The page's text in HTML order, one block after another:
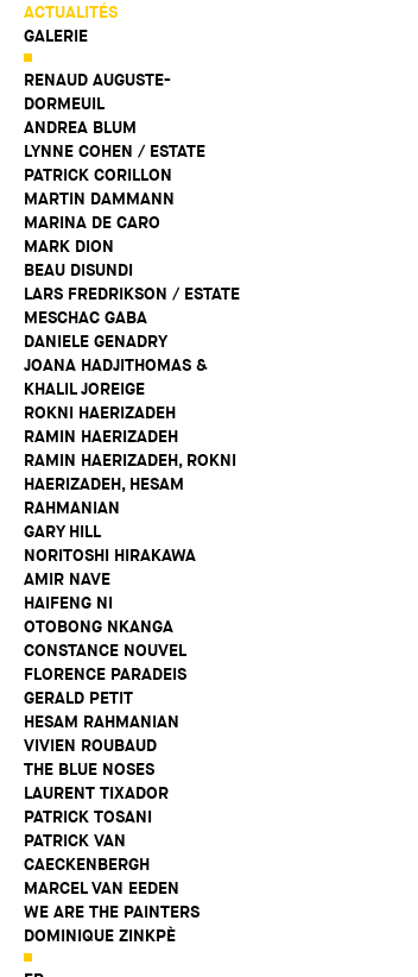
ACTUALITÉS
GALERIE
RENAUD AUGUSTE-
DORMEUIL
ANDREA BLUM
LYNNE COHEN / ESTATE
PATRICK CORILLON
MARTIN DAMMANN
MARINA DE CARO
MARK DION
BEAU DISUNDI
LARS FREDRIKSON / ESTATE
MESCHAC GABA
DANIELE GENADRY
JOANA HADJITHOMAS &
KHALIL JOREIGE
ROKNI HAERIZADEH
RAMIN HAERIZADEH
RAMIN HAERIZADEH, ROKNI
HAERIZADEH, HESAM
RAHMANIAN
GARY HILL
NORITOSHI HIRAKAWA
AMIR NAVE
HAIFENG NI
OTOBONG NKANGA
CONSTANCE NOUVEL
FLORENCE PARADEIS
GERALD PETIT
HESAM RAHMANIAN
VIVIEN ROUBAUD
THE BLUE NOSES
LAURENT TIXADOR
PATRICK TOSANI
PATRICK VAN
CAECKENBERGH
MARCEL VAN EEDEN
WE ARE THE PAINTERS
DOMINIQUE ZINKPÈ